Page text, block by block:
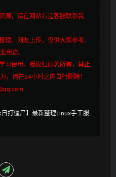
源，请在网站右边客服联系我
理、网友上传，仅供大家参考、
用途。
习使用，版权归原著所有，禁止
，请在24小时之内自行删除！
日打僵尸】最新整理Linux手工服